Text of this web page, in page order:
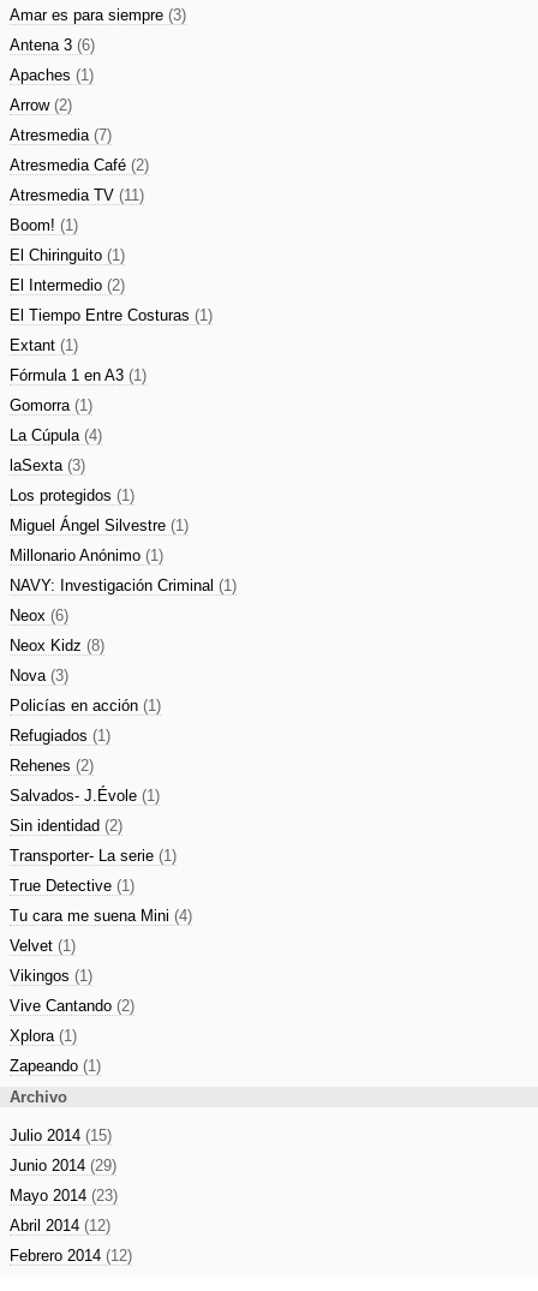
Amar es para siempre (3)
Antena 3 (6)
Apaches (1)
Arrow (2)
Atresmedia (7)
Atresmedia Café (2)
Atresmedia TV (11)
Boom! (1)
El Chiringuito (1)
El Intermedio (2)
El Tiempo Entre Costuras (1)
Extant (1)
Fórmula 1 en A3 (1)
Gomorra (1)
La Cúpula (4)
laSexta (3)
Los protegidos (1)
Miguel Ángel Silvestre (1)
Millonario Anónimo (1)
NAVY: Investigación Criminal (1)
Neox (6)
Neox Kidz (8)
Nova (3)
Policías en acción (1)
Refugiados (1)
Rehenes (2)
Salvados- J.Évole (1)
Sin identidad (2)
Transporter- La serie (1)
True Detective (1)
Tu cara me suena Mini (4)
Velvet (1)
Vikingos (1)
Vive Cantando (2)
Xplora (1)
Zapeando (1)
Archivo
Julio 2014 (15)
Junio 2014 (29)
Mayo 2014 (23)
Abril 2014 (12)
Febrero 2014 (12)